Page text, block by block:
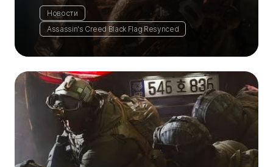
Новости
Assassin's Creed Black Flag Resynced